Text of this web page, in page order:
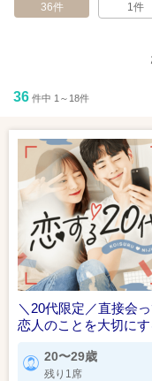
36件
1件
36 件中 1～18件
＼20代限定／直接会
恋人のことを大切にす
20〜29歳
残り1席